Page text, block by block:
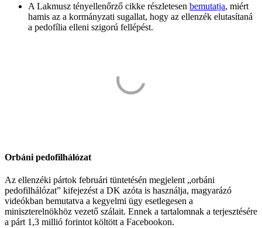
A Lakmusz tényellenőrző cikke részletesen bemutatja, miért
hamis az a kormányzati sugallat, hogy az ellenzék elutasítaná
a pedofília elleni szigorú fellépést.
Orbáni pedofilhálózat
Az ellenzéki pártok februári tüntetésén megjelent „orbáni
pedofilhálózat” kifejezést a DK azóta is használja, magyarázó
videókban bemutatva a kegyelmi ügy esetlegesen a
miniszterelnökhöz vezető szálait. Ennek a tartalomnak a terjesztésére
a párt 1,3 millió forintot költött a Facebookon.